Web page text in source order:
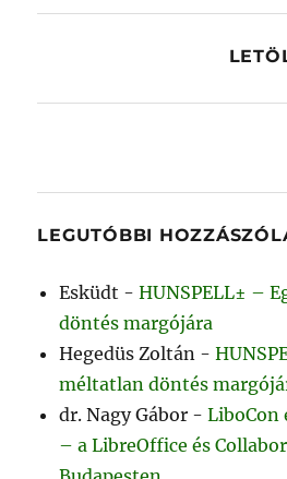
LEGUTÓBBI
Esküdt -HUNSPELL± –
döntés margójára
Hegedüs Zoltán -
méltatlan döntés
dr. Nagy Gábor -LiboCon
– a LibreOffice és